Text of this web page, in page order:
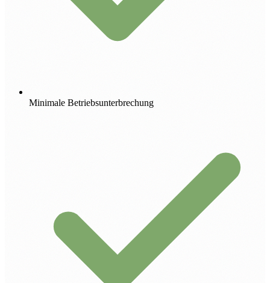
Minimale Betriebsunterbrechung